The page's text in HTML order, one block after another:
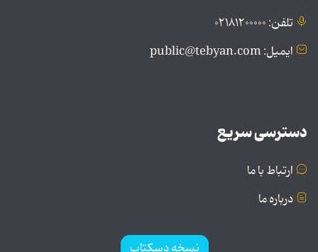
تلفن: ۰۲۱۸۱۲۰۰۰۰۰
ایمیل: public@tebyan.com
دسترسی سریع
ارتباط با ما
درباره ما